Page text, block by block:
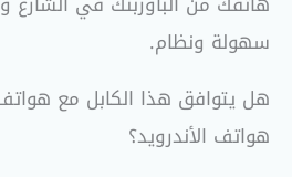
سهولة ونظام.
هل يتوافق هذا الكابل مع
هواتف الأندرويد؟